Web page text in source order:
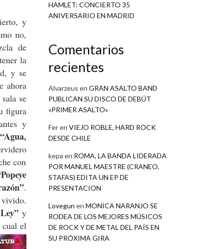
y
no,
de
la
y se
ahora
se
figura
y
con
.
vivido.
y
cual el
HAMLET: CONCIERTO 35
ANIVERSARIO EN MADRID
Comentarios
recientes
Alvarzeus en GRAN ASALTO BAND
PUBLICAN SU DISCO DE DEBÚT
«PRIMER ASALTO»
Feren VIEJO ROBLE, HARD ROCK
DESDE CHILE
kepa en ROMA, LA BANDA LIDERADA
POR MANUEL MAESTRE (CRANEO,
STAFAS) EDITA UN EP DE
PRESENTACION
Lovegun en MONICA NARANJO SE
RODEA DE LOS MEJORES MÚSICOS
DE ROCK Y DE METAL DEL PAÍS EN
SU PRÓXIMA GIRA